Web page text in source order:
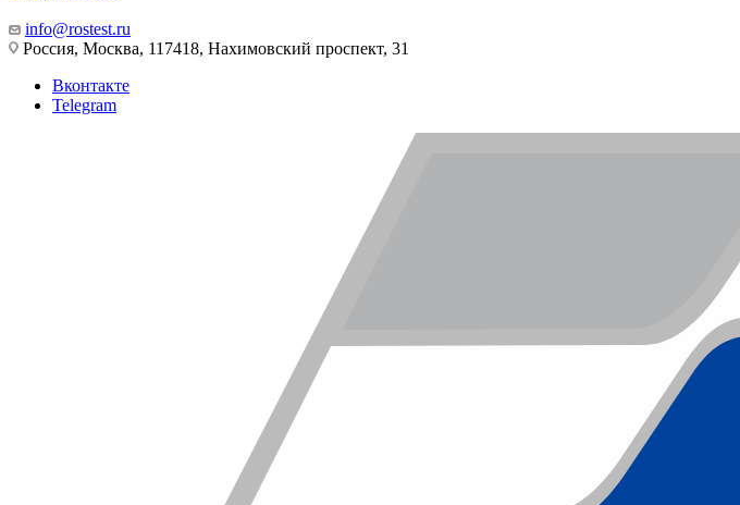
info@rostest.ru
Россия, Москва, 117418, Нахимовский проспект, 31
Вконтакте
Telegram